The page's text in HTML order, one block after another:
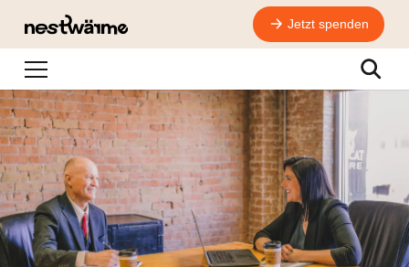
Jetzt spenden
Navigation Suche